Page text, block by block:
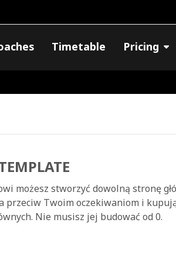
Timetable Pricing
możesz stworzyć dowolną stronę
przeciw Twoim oczekiwaniom i
Nie musisz jej budować od 0.